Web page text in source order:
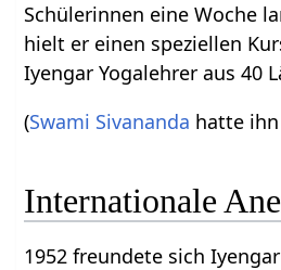
Schülerinnen eine Woche
hielt er einen speziellen
Iyengar Yogalehrer aus 40
(Swami Sivananda hatte
Internationale
1952 freundete sich